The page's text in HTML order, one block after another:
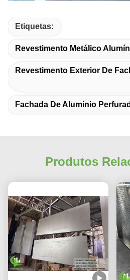
Etiquetas:
Revestimento Metálico
Revestimento Exterior De
Fachada De Alumínio
Produtos